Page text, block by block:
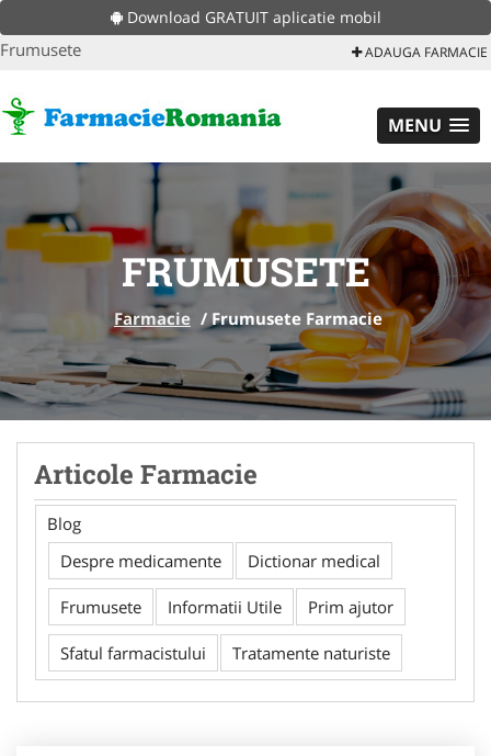
Download GRATUIT aplicatie mobil
Frumusete ADAUGA FARMACIE
MENU
FRUMUSETE
Farmacie / Frumusete Farmacie
Articole Farmacie
Blog
Despre medicamente
Dictionar medical
Frumusete Informatii Utile Prim ajutor
Sfatul farmacistului Tratamente naturiste